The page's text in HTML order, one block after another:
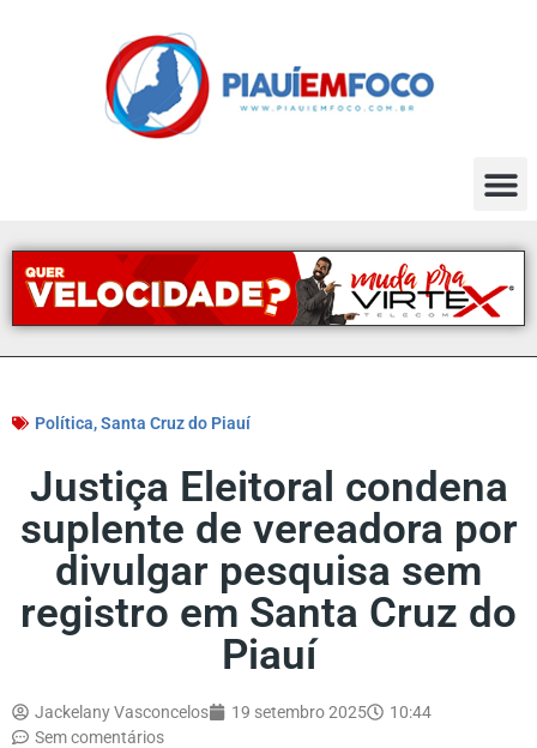
Política,Santa Cruz do Piauí
Justiça Eleitoral condena
suplente de vereadora por
divulgar pesquisa sem
registro em Santa Cruz do
Piauí
Jackelany Vasconcelos 19 setembro 2025
10:44
Sem comentários